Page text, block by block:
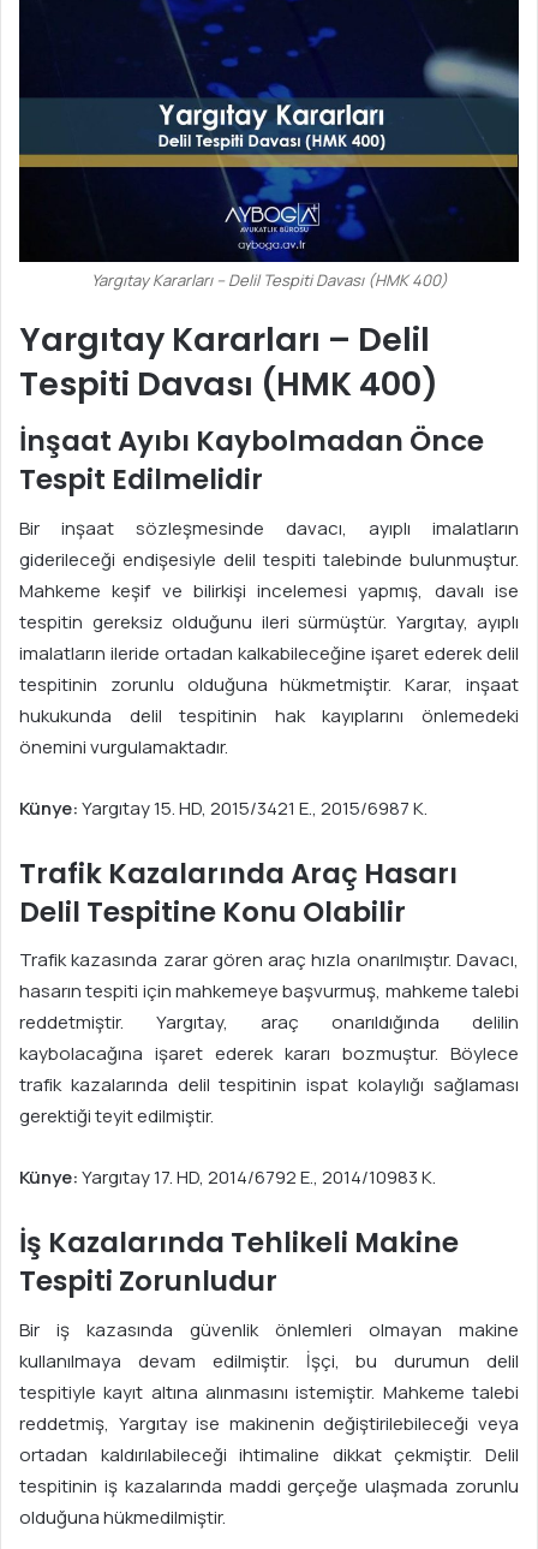
Yargıtay Kararları – Delil Tespiti Davası (HMK 400)
Yargıtay Kararları – Delil
Tespiti Davası (HMK 400)
İnşaat Ayıbı Kaybolmadan Önce
Tespit Edilmelidir
Bir inşaat sözleşmesinde davacı, ayıplı imalatların
giderileceği endişesiyle delil tespiti talebinde bulunmuştur.
Mahkeme keşif ve bilirkişi incelemesi yapmış, davalı ise
tespitin gereksiz olduğunu ileri sürmüştür. Yargıtay, ayıplı
imalatların ileride ortadan kalkabileceğine işaret ederek delil
tespitinin zorunlu olduğuna hükmetmiştir. Karar, inşaat
hukukunda delil tespitinin hak kayıplarını önlemedeki
önemini vurgulamaktadır.
Künye:Yargıtay 15. HD, 2015/3421 E., 2015/6987 K.
Trafik Kazalarında Araç Hasarı
Delil Tespitine Konu Olabilir
Trafik kazasında zarar gören araç hızla onarılmıştır. Davacı,
hasarın tespiti için mahkemeye başvurmuş, mahkeme talebi
reddetmiştir. Yargıtay, araç onarıldığında delilin
kaybolacağına işaret ederek kararı bozmuştur. Böylece
trafik kazalarında delil tespitinin ispat kolaylığı sağlaması
gerektiği teyit edilmiştir.
Künye:Yargıtay 17. HD, 2014/6792 E., 2014/10983 K.
İş Kazalarında Tehlikeli Makine
Tespiti Zorunludur
Bir iş kazasında güvenlik önlemleri olmayan makine
kullanılmaya devam edilmiştir. İşçi, bu durumun delil
tespitiyle kayıt altına alınmasını istemiştir. Mahkeme talebi
reddetmiş, Yargıtay ise makinenin değiştirilebileceği veya
ortadan kaldırılabileceği ihtimaline dikkat çekmiştir. Delil
tespitinin iş kazalarında maddi gerçeğe ulaşmada zorunlu
olduğuna hükmedilmiştir.